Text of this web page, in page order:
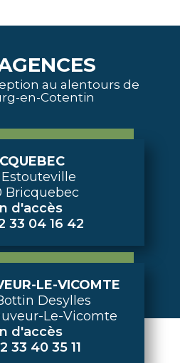
au alentours de
en-Cotentin
Bricquebec
d'accès
33 04 16 42
LE-VICOMTE
Desylles
Le-Vicomte
d'accès
33 40 35 11